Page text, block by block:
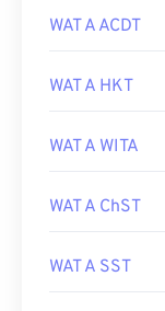
WAT A ACDT
WAT A HKT
WAT A WITA
WAT A ChST
WAT A SST